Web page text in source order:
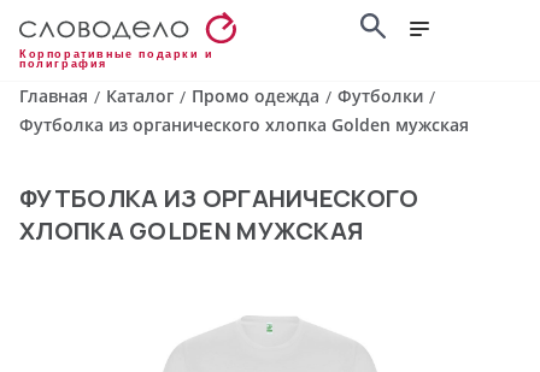
Корпоративные подарки и
полиграфия
Главная / Каталог / Промо одежда / Футболки /
Футболка из органического хлопка Golden мужская
ФУТБОЛКА ИЗ ОРГАНИЧЕСКОГО
ХЛОПКА GOLDEN МУЖСКАЯ